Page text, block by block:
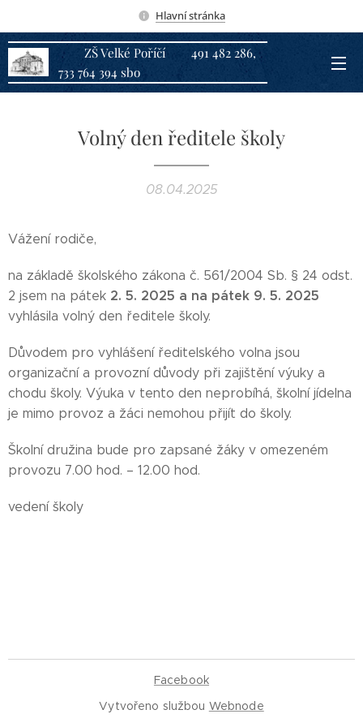
Hlavní stránka
ZŠ Velké Poříčí 491 482 286,
733 764 394 sbo
Volný den ředitele školy
08.04.2025
Vážení rodiče,
na základě školského zákona č. 561/2004 Sb. § 24 odst.
2 jsem na pátek 2. 5. 2025 a na pátek 9. 5. 2025
vyhlásila volný den ředitele školy.
Důvodem pro vyhlášení ředitelského volna jsou
organizační a provozní důvody při zajištění výuky a
chodu školy. Výuka v tento den neprobíhá, školní jídelna
je mimo provoz a žáci nemohou přijít do školy.
Školní družina bude pro zapsané žáky v omezeném
provozu 7.00 hod. – 12.00 hod.
vedení školy
Facebook
Vytvořeno službou Webnode